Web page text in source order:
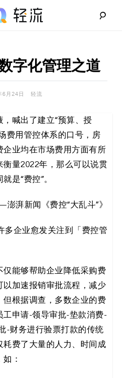
字化管理之道
6月24日 轻流
喊出了建立“预算、授
费用管控体系的口号，房
企业均在市场费用方面有所
量2022年，那么可以说贯
是“费控”。
湃新闻《费控“大乱斗”》
多企业愈发关注到「费控管
仅能够帮助企业降低采购费
以加速报销审批流程，减少
但根据调查，多数企业的费
工申请-领导审批-垫款消费-
-财务进行验票打款的传统
耗费了大量的人力、时间成
：